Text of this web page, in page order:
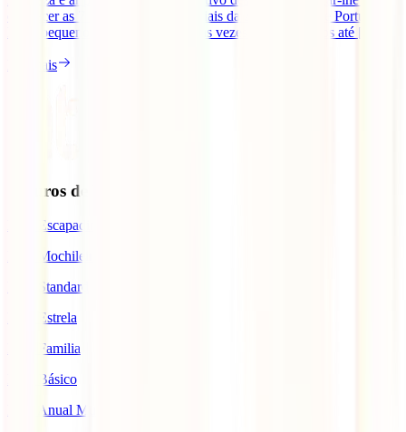
conhecer as 7 melhores praias fluviais da zona Centro de Portugal.
Estes pequenos paraísos, muitas das vezes desconhecidos até [...]
Ler mais
Seguros de Viagem
IATI Escapadinhas
IATI Mochileiro
IATI Standard
IATI Estrela
IATI Familia
IATI Básico
IATI Anual Multiviagem